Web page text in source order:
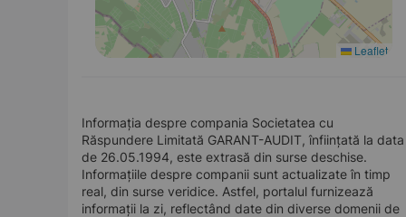
Leaflet
Informația despre compania Societatea cu
Răspundere Limitată GARANT-AUDIT, înființată la data
de 26.05.1994, este extrasă din surse deschise.
Informațiile despre companii sunt actualizate în timp
real, din surse veridice. Astfel, portalul furnizează
informații la zi, reflectând date din diverse domenii de